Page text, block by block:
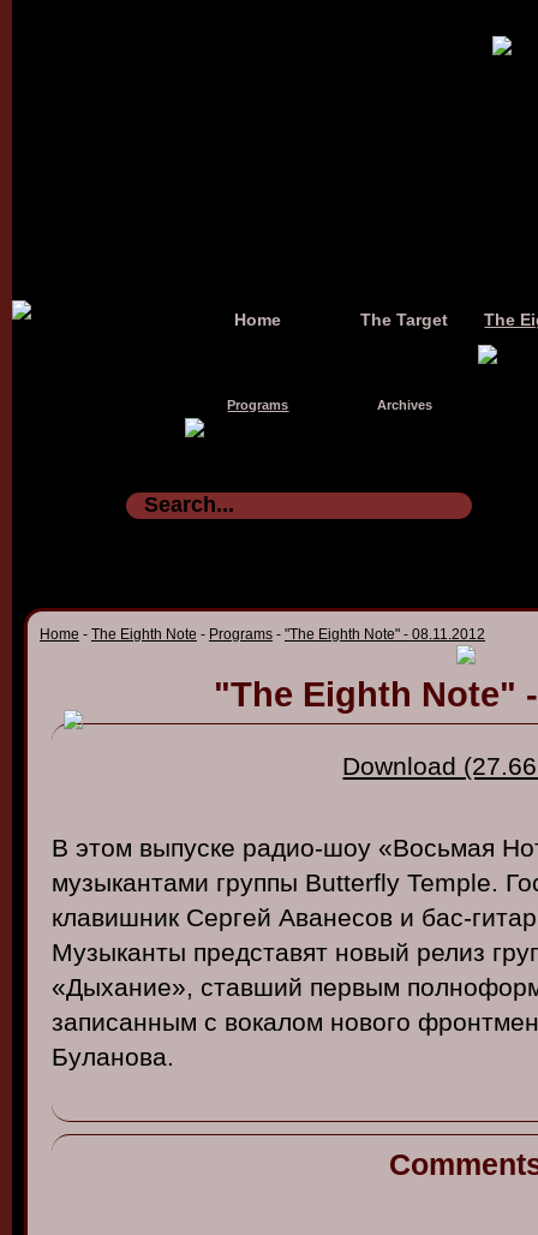
Home The Target The
Programs Archives
Home - The Eighth Note - Programs - "The Eighth Note" - 08.11.2012
"The Eighth Note" -
Download
В этом выпуске радио-шоу «Восьмая
музыкантами группы Butterfly Temple.
клавишник Сергей Аванесов и бас-
Музыканты представят новый релиз
«Дыхание», ставший первым
записанным с вокалом нового
Буланова.